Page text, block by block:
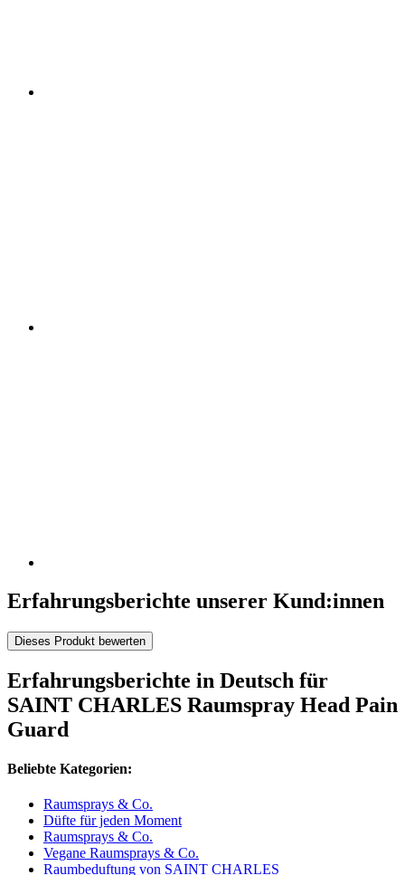
Erfahrungsberichte unserer Kund:innen
Dieses Produkt bewerten
Erfahrungsberichte in Deutsch für
SAINT CHARLES Raumspray Head Pain
Guard
Beliebte Kategorien:
Raumsprays & Co.
Düfte für jeden Moment
Raumsprays & Co.
Vegane Raumsprays & Co.
Raumbeduftung von SAINT CHARLES